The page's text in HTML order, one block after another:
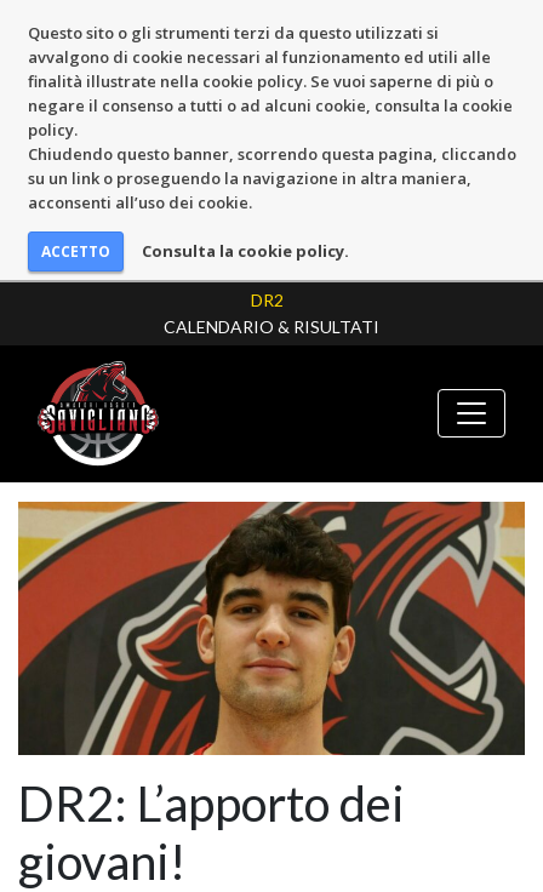
Questo sito o gli strumenti terzi da questo utilizzati si
avvalgono di cookie necessari al funzionamento ed utili alle
finalità illustrate nella cookie policy. Se vuoi saperne di più o
negare il consenso a tutti o ad alcuni cookie, consulta la cookie
policy.
Chiudendo questo banner, scorrendo questa pagina, cliccando
su un link o proseguendo la navigazione in altra maniera,
acconsenti all’uso dei cookie.
Consulta la cookie policy.
DR2
CALENDARIO & RISULTATI
DR2: L’apporto dei
giovani!